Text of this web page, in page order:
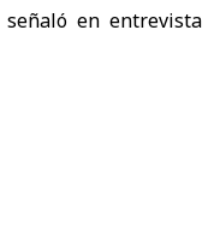
señaló en entrevista